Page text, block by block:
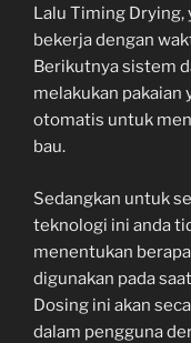
Lalu Timing Drying,
bekerja dengan
Berikutnya sistem
melakukan pakaian
otomatis untuk
bau.
Sedangkan untuk
teknologi ini anda
menentukan
digunakan pada
Dosing ini akan
dalam pengguna